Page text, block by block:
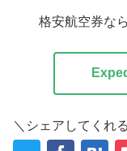
格安航空券な
＼シェアしてくれ